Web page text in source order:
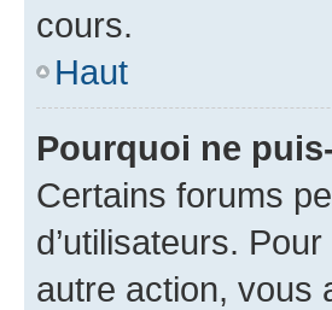
cours.
Haut
Pourquoi ne
Certains forums
d’utilisateurs.
autre action, vous